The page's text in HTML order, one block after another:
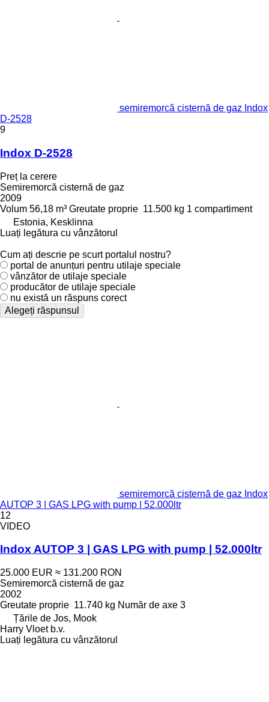
semiremorcă cisternă de gaz Indox
D-2528
9
Indox D-2528
Preț la cerere
Semiremorcă cisternă de gaz
2009
Volum 56,18 m³ Greutate proprie 11.500 kg 1 compartiment
Estonia, Kesklinna
Luați legătura cu vânzătorul
Cum ați descrie pe scurt portalul nostru?
portal de anunțuri pentru utilaje speciale
vânzător de utilaje speciale
producător de utilaje speciale
nu există un răspuns corect
Alegeți răspunsul
semiremorcă cisternă de gaz Indox
AUTOP 3 | GAS LPG with pump | 52.000ltr
12
VIDEO
Indox AUTOP 3 | GAS LPG with pump | 52.000ltr
25.000 EUR ≈ 131.200 RON
Semiremorcă cisternă de gaz
2002
Greutate proprie 11.740 kg Număr de axe 3
Țările de Jos, Mook
Harry Vloet b.v.
Luați legătura cu vânzătorul